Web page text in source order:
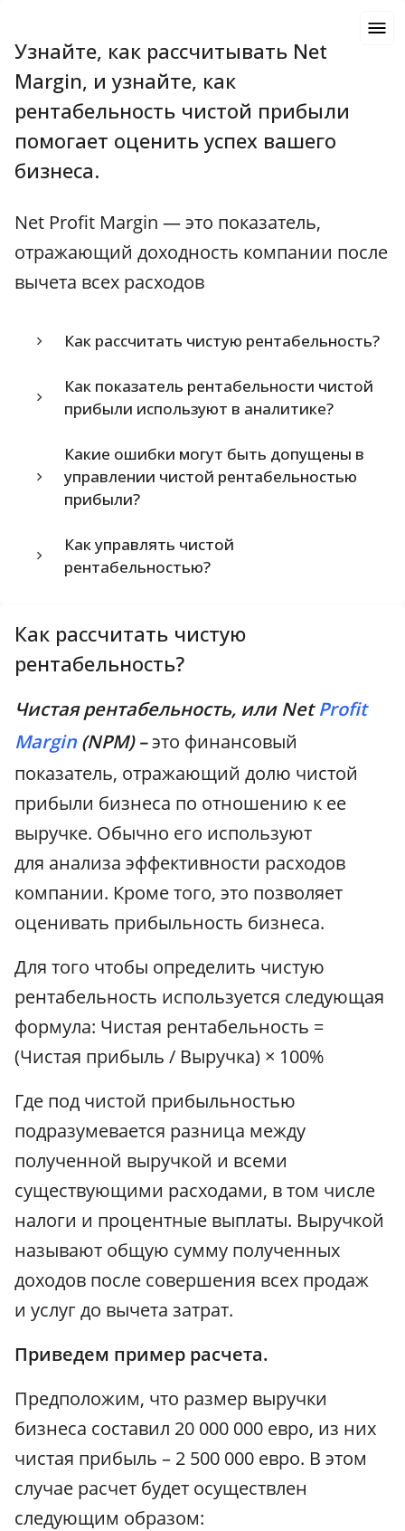
Узнайте, как рассчитывать Net
Margin, и узнайте, как
рентабельность чистой прибыли
помогает оценить успех вашего
бизнеса.
Net Profit Margin — это показатель,
отражающий доходность компании после
вычета всех расходов
Как рассчитать чистую рентабельность?
Как показатель рентабельности чистой
прибыли используют в аналитике?
Какие ошибки могут быть допущены в
управлении чистой рентабельностью
прибыли?
Как управлять чистой
рентабельностью?
Как рассчитать чистую
рентабельность?
Чистая рентабельность, или NetProfit
Margin (NPM) –это финансовый
показатель, отражающий долю чистой
прибыли бизнеса по отношению к ее
выручке. Обычно его используют
для анализа эффективности расходов
компании. Кроме того, это позволяет
оценивать прибыльность бизнеса.
Для того чтобы определить чистую
рентабельность используется следующая
формула: Чистая рентабельность =
(Чистая прибыль / Выручка) × 100%
Где под чистой прибыльностью
подразумевается разница между
полученной выручкой и всеми
существующими расходами, в том числе
налоги и процентные выплаты. Выручкой
называют общую сумму полученных
доходов после совершения всех продаж
и услуг до вычета затрат.
Приведем пример расчета.
Предположим, что размер выручки
бизнеса составил 20 000 000 евро, из них
чистая прибыль – 2 500 000 евро. В этом
случае расчет будет осуществлен
следующим образом: